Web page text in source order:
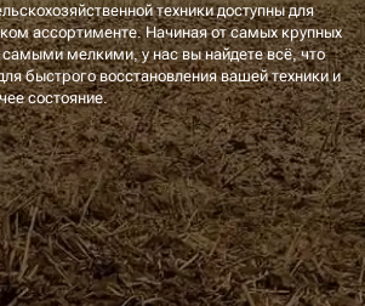
техники доступны для
ассортименте. Начиная от самых крупных
самыми мелкими, у нас вы найдете всё, что
быстрого восстановления вашей техники и
состояние.